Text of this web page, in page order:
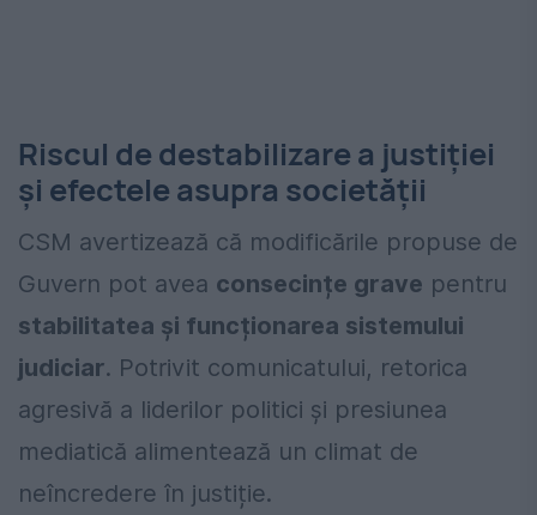
Riscul de destabilizare a justiției
și efectele asupra societății
CSM avertizează că modificările propuse de
Guvern pot avea consecințe grave pentru
stabilitatea și funcționarea sistemului
judiciar. Potrivit comunicatului, retorica
agresivă a liderilor politici și presiunea
mediatică alimentează un climat de
neîncredere în justiție.